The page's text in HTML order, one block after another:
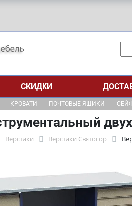
СКИДКИ
КРОВАТИ ПОЧТОВЫЕ ЯЩИКИ
Верстаки Верстаки Святогор